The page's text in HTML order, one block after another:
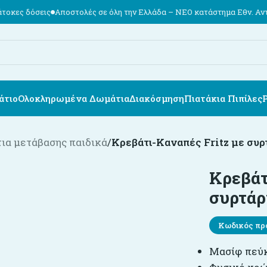
σε όλη την Ελλάδα – ΝΕΟ κατάστημα Εθν. Αντιστάσεως 74,
Ολοκληρωμένα ΔωμάτιαΔιακόσμησηΠιατάκια Πιπίλες
μετάβασης παιδικά/Κρεβάτι-Καναπές Fritz με
Κωδικός
Μασίφ